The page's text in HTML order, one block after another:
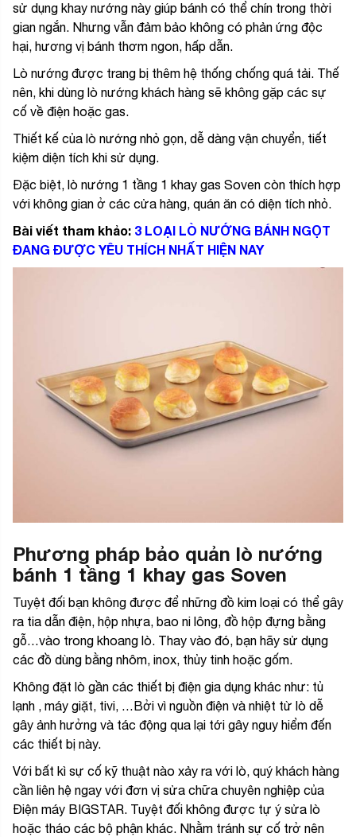
sử dụng khay nướng này giúp bánh có thể chín trong thời
gian ngắn. Nhưng vẫn đảm bảo không có phản ứng độc
hại, hương vị bánh thơm ngon, hấp dẫn.
Lò nướng được trang bị thêm hệ thống chống quá tải. Thế
nên, khi dùng lò nướng khách hàng sẽ không gặp các sự
cố về điện hoặc gas.
Thiết kế của lò nướng nhỏ gọn, dễ dàng vận chuyển, tiết
kiệm diện tích khi sử dụng.
Đặc biệt, lò nướng 1 tầng 1 khay gas Soven còn thích hợp
với không gian ở các cửa hàng, quán ăn có diện tích nhỏ.
Bài viết tham khảo: 3 LOẠI LÒ NƯỚNG BÁNH NGỌT
ĐANG ĐƯỢC YÊU THÍCH NHẤT HIỆN NAY
Phương pháp bảo quản lò nướng
bánh 1 tầng 1 khay gas Soven
Tuyệt đối bạn không được để những đồ kim loại có thể gây
ra tia dẫn điện, hộp nhựa, bao ni lông, đồ hộp đựng bằng
gỗ…vào trong khoang lò. Thay vào đó, bạn hãy sử dụng
các đồ dùng bằng nhôm, inox, thủy tinh hoặc gốm.
Không đặt lò gần các thiết bị điện gia dụng khác như: tủ
lạnh , máy giặt, tivi, …Bởi vì nguồn điện và nhiệt từ lò dễ
gây ảnh hưởng và tác động qua lại tới gây nguy hiểm đến
các thiết bị này.
Với bất kì sự cố kỹ thuật nào xảy ra với lò, quý khách hàng
cần liên hệ ngay với đơn vị sửa chữa chuyên nghiệp của
Điện máy BIGSTAR. Tuyệt đối không được tự ý sửa lò
hoặc tháo các bộ phận khác. Nhằm tránh sự cố trở nên